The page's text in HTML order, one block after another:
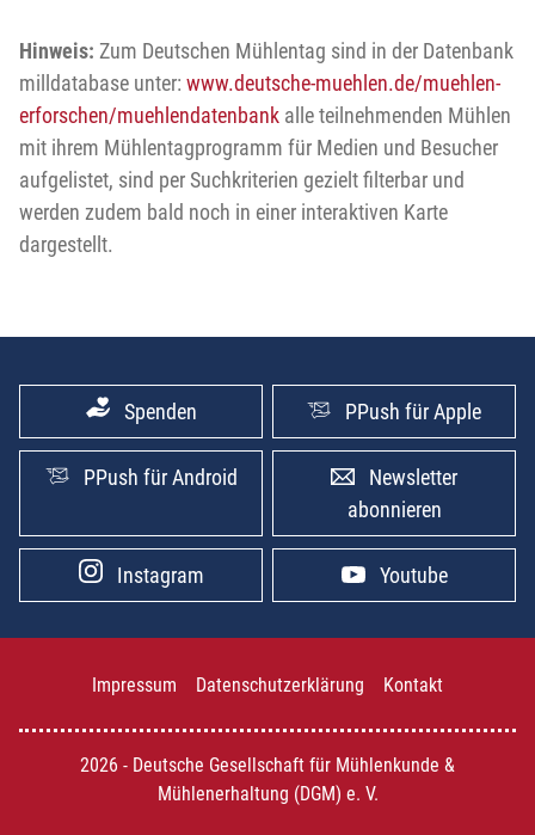
Hinweis: Zum Deutschen Mühlentag sind in der Datenbank
milldatabase unter: www.deutsche-muehlen.de/muehlen-
erforschen/muehlendatenbank alle teilnehmenden Mühlen
mit ihrem Mühlentagprogramm für Medien und Besucher
aufgelistet, sind per Suchkriterien gezielt filterbar und
werden zudem bald noch in einer interaktiven Karte
dargestellt.
Spenden PPush für Apple
PPush für Android
Newsletter
abonnieren
Instagram Youtube
2026 - Deutsche Gesellschaft für Mühlenkunde &
Mühlenerhaltung (DGM) e. V.
Impressum Datenschutzerklärung Kontakt